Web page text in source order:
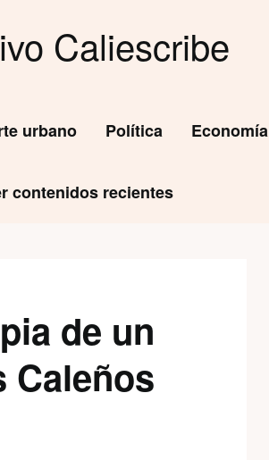
Caliescribe
urbano Política Economía
contenidos recientes
de un
Caleños